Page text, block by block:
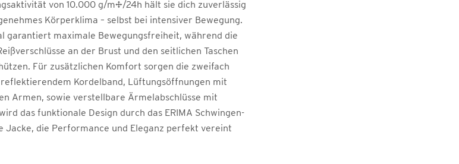
von 10.000 g/m²/24h hält sie dich zuverlässig
Körperklima – selbst bei intensiver Bewegung.
garantiert maximale Bewegungsfreiheit, während die
an der Brust und den seitlichen Taschen
Für zusätzlichen Komfort sorgen die zweifach
Kordelband, Lüftungsöffnungen mit
Armen, sowie verstellbare Ärmelabschlüsse mit
das funktionale Design durch das ERIMA Schwingen-
Jacke, die Performance und Eleganz perfekt vereint